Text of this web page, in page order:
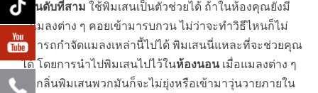
อันดับที่สาม ใช้พิมเสนเป็นตัวช่วยได้ ถ้าในห้องคุณยังมี
แมลงต่าง ๆ คอยเข้ามารบกวน ไม่ว่าจะทำวิธีไหนก็ไม่
สามารถกำจัดแมลงเหล่านี้ไปได้ พิมเสนนี่แหละที่จะช่วยคุณ
ได้ โดยการนำไปพิมเสนไปไว้ในห้องนอนเมื่อแมลงต่าง ๆ
ได้กลิ่นพิมเสนพวกมันก็จะไม่ยุ่งหรือเข้ามาวุ่นวายภายใน